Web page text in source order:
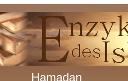
Hamadan